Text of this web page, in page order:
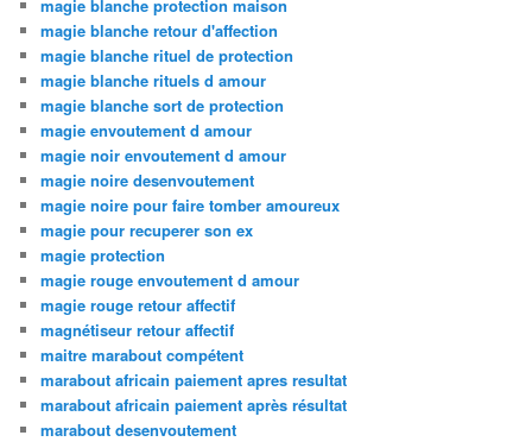
magie blanche protection maison
magie blanche retour d'affection
magie blanche rituel de protection
magie blanche rituels d amour
magie blanche sort de protection
magie envoutement d amour
magie noir envoutement d amour
magie noire desenvoutement
magie noire pour faire tomber amoureux
magie pour recuperer son ex
magie protection
magie rouge envoutement d amour
magie rouge retour affectif
magnétiseur retour affectif
maitre marabout compétent
marabout africain paiement apres resultat
marabout africain paiement après résultat
marabout desenvoutement